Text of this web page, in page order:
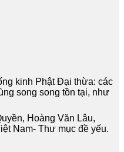
kinh Phật Ðại thừa: các
song song tồn tại, như
Hoàng Văn Lâu,
Nam- Thư mục đề yếu.